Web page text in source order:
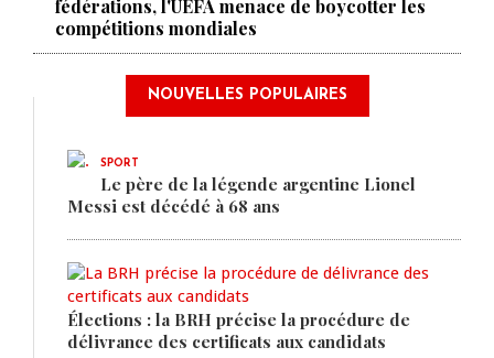
fédérations, l'UEFA menace de boycotter les
compétitions mondiales
NOUVELLES POPULAIRES
SPORT
Le père de la légende argentine Lionel
Messi est décédé à 68 ans
Élections : la BRH précise la procédure de
délivrance des certificats aux candidats